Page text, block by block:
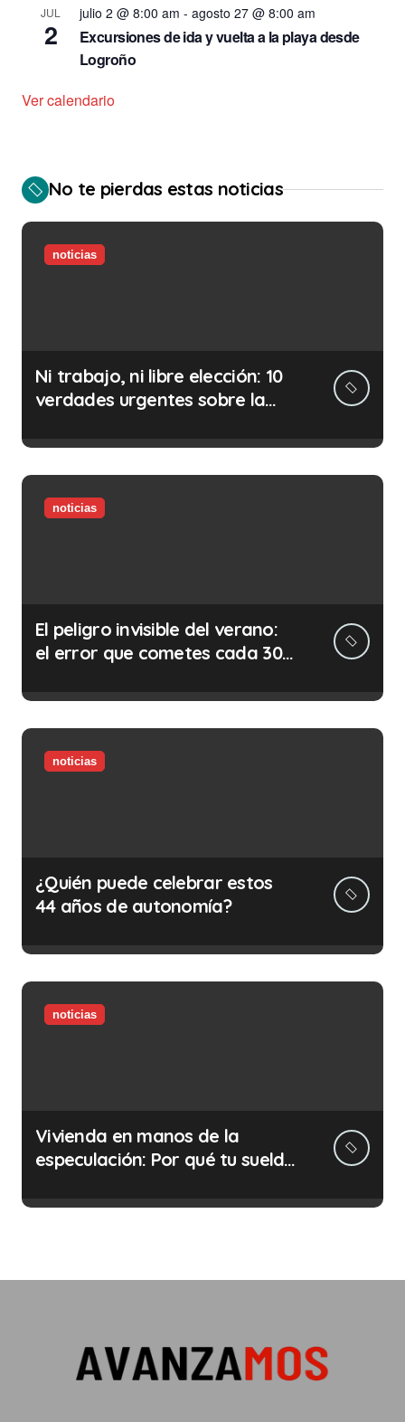
JUL
2
julio 2 @ 8:00 am - agosto 27 @ 8:00 am
Excursiones de ida y vuelta a la playa desde
Logroño
Ver calendario
No te pierdas estas noticias
noticias
Ni trabajo, ni libre elección: 10
verdades urgentes sobre la
noticias
El peligro invisible del verano:
el error que cometes cada 30
ilegalidad que te puede costar
la vida)
noticias
¿Quién puede celebrar estos
44 años de autonomía?
noticias
Vivienda en manos de la
especulación: Por qué tu sueldo